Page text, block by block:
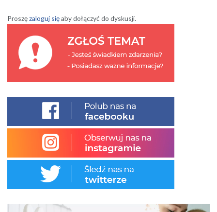
Proszęzaloguj sięaby dołączyć do dyskusji.